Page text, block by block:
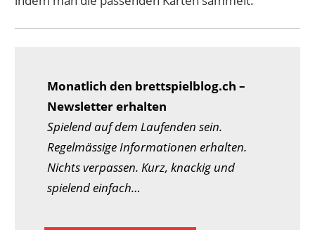
Monatlich den brettspielblog.ch –
Newsletter erhalten
Spielend auf dem Laufenden sein.
Regelmässige Informationen erhalten.
Nichts verpassen. Kurz, knackig und
spielend einfach…